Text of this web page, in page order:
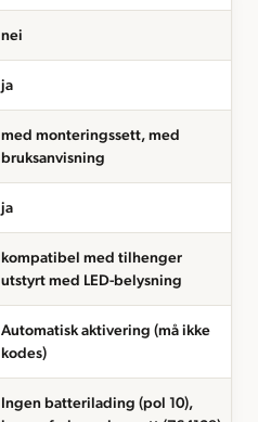
nei
ja
med monteringssett, med
bruksanvisning
ja
kompatibel med tilhenger
utstyrt med LED-belysning
Automatisk aktivering (må ikke
kodes)
Ingen batterilading (pol 10),